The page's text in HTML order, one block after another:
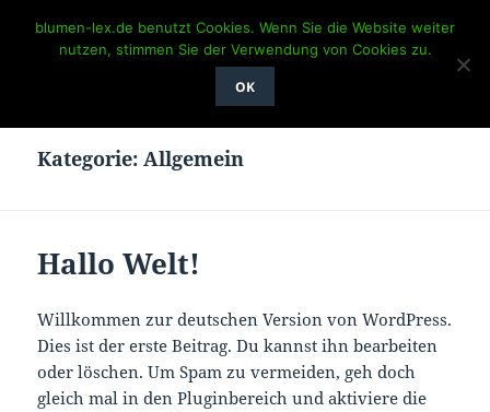
Blumen LEX
Kategorie:Allgemein
Hallo Welt!
Willkommen zur deutschen Version von WordPress.
Dies ist der erste Beitrag. Du kannst ihn bearbeiten
oder löschen. Um Spam zu vermeiden, geh doch
gleich mal in den Pluginbereich und aktiviere die
blumen-lex.de benutzt Cookies. Wenn Sie die Website weiter
nutzen, stimmen Sie der Verwendung von Cookies zu.
OK